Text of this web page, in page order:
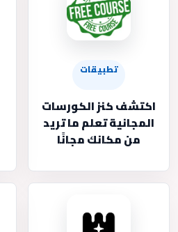
تطبيقات
اكتشف كنز الكورسات
المجانية تعلم ما تريد
من مكانك مجانًا